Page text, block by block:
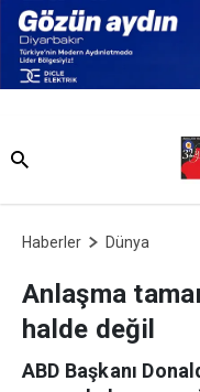
Haberler Dünya
Anlaşma
halde değil
ABD Başkanı